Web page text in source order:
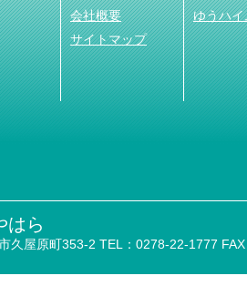
会社概要
サイトマップ
ゆうハ
はら
久屋原町353-2 TEL：0278-22-1777